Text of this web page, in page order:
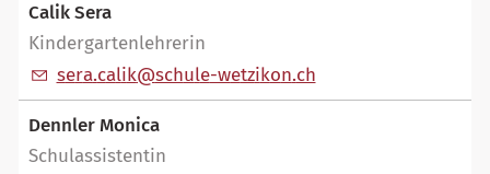
Calik Sera
Kindergartenlehrerin
s r c l k sch l -w tz k n ch
Dennler Monica
Schulassistentin